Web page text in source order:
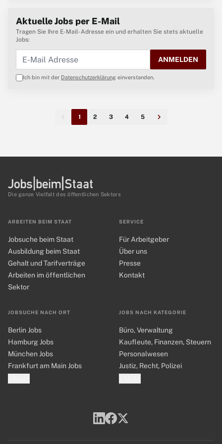
Aktuelle Jobs per E-Mail
Tragen Sie Ihre E-Mail-Adresse ein und erhalten Sie stets aktuelle
Jobs:
ANMELDEN
Ich bin mit der Datenschutzerklärung einverstanden.
1 2 3 4 5
Die ganze Vielfalt des öffentlichen Sektors
ARBEITEN BEIM STAAT
Jobsuche beim Staat
Ausbildung beim Staat
Gehalt und Tarifverträge
Arbeiten im öffentlichen
Sektor
JOBSUCHE NACH ORT
Berlin Jobs
Hamburg Jobs
München Jobs
Frankfurt am Main Jobs
JOBS NACH KATEGORIE
Büro, Verwaltung
Kaufleute, Finanzen, Steuern
Personalwesen
Justiz, Recht, Polizei
SERVICE
Für Arbeitgeber
Über uns
Presse
Kontakt